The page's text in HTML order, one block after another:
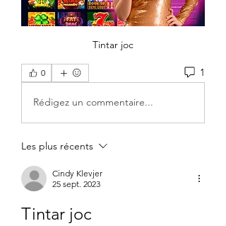
Tintar joc
0 1
Rédigez un commentaire...
Les plus récents
Cindy Klevjer
25 sept. 2023
Tintar joc